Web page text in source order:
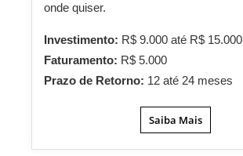
onde quiser.
Investimento: R$ 9.000 até R$ 15.000
Faturamento: R$ 5.000
Prazo de Retorno: 12 até 24 meses
Saiba Mais